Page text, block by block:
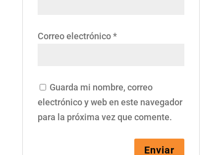
Correo electrónico*
Guarda mi nombre, correo
electrónico y web en este navegador
para la próxima vez que comente.